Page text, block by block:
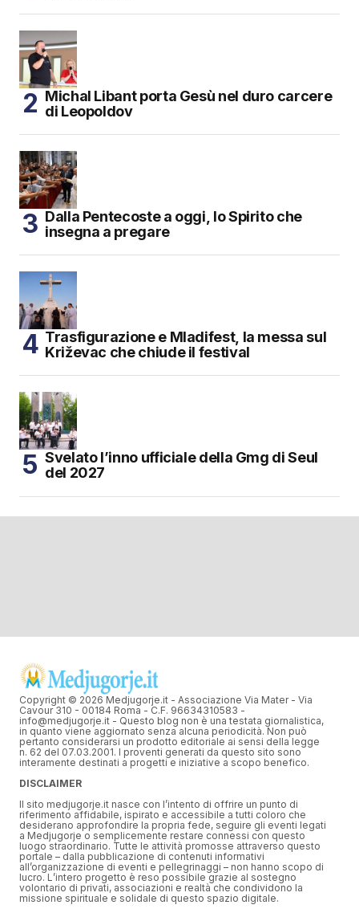
Michal Libant porta Gesù nel duro carcere
di Leopoldov
Dalla Pentecoste a oggi, lo Spirito che
insegna a pregare
Trasfigurazione e Mladifest, la messa sul
Križevac che chiude il festival
Svelato l’inno ufficiale della Gmg di Seul
del 2027
Copyright © 2026 Medjugorje.it - Associazione Via Mater - Via
Cavour 310 - 00184 Roma - C.F. 96634310583 -
info@medjugorje.it - Questo blog non è una testata giornalistica,
in quanto viene aggiornato senza alcuna periodicità. Non può
pertanto considerarsi un prodotto editoriale ai sensi della legge
n. 62 del 07.03.2001. I proventi generati da questo sito sono
interamente destinati a progetti e iniziative a scopo benefico.
DISCLAIMER
Il sito medjugorje.it nasce con l’intento di offrire un punto di
riferimento affidabile, ispirato e accessibile a tutti coloro che
desiderano approfondire la propria fede, seguire gli eventi legati
a Medjugorje o semplicemente restare connessi con questo
luogo straordinario. Tutte le attività promosse attraverso questo
portale – dalla pubblicazione di contenuti informativi
all’organizzazione di eventi e pellegrinaggi – non hanno scopo di
lucro. L’intero progetto è reso possibile grazie al sostegno
volontario di privati, associazioni e realtà che condividono la
missione spirituale e solidale di questo spazio digitale.